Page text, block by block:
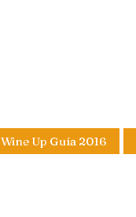
Wine Up Guía 2016